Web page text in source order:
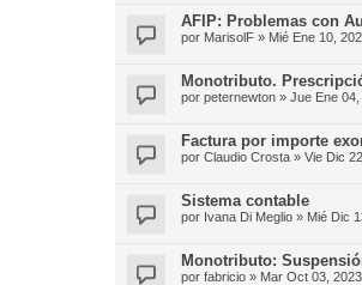
AFIP: Problemas con
por MarisolF » Mié Ene 10,
Monotributo.
por peternewton » Jue Ene
Factura por importe
por Claudio Crosta » Vie Dic
Sistema contable
por Ivana Di Meglio » Mié Dic
Monotributo:
por fabricio » Mar Oct 03,